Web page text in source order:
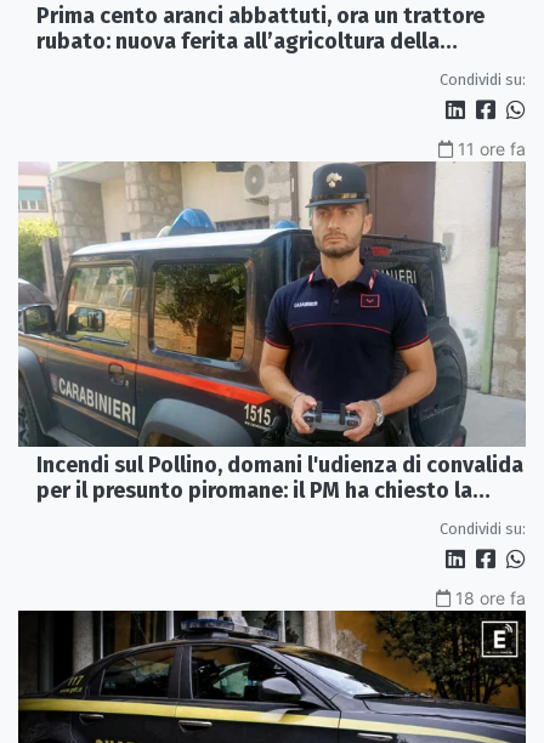
Prima cento aranci abbattuti, ora un trattore
rubato: nuova ferita all’agricoltura della
Condividi su:
11 ore fa
Incendi sul Pollino, domani l'udienza di convalida
per il presunto piromane: il PM ha chiesto la
Condividi su:
18 ore fa